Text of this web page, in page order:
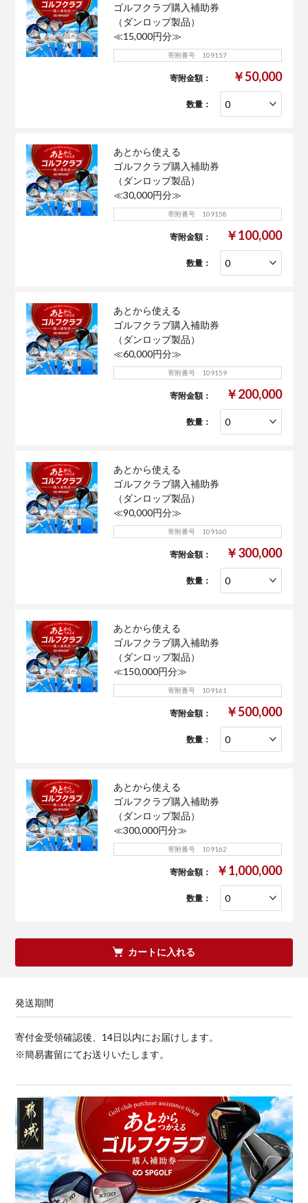
ゴルフクラブ購入補助券
（ダンロップ製品）
≪15,000円分≫
寄附番号 109157
寄附金額： ￥50,000
数量：
あとから使える
ゴルフクラブ購入補助券
（ダンロップ製品）
≪30,000円分≫
寄附番号 109158
寄附金額： ￥100,000
数量：
あとから使える
ゴルフクラブ購入補助券
（ダンロップ製品）
≪60,000円分≫
寄附番号 109159
寄附金額： ￥200,000
数量：
あとから使える
ゴルフクラブ購入補助券
（ダンロップ製品）
≪90,000円分≫
寄附番号 109160
寄附金額： ￥300,000
数量：
あとから使える
ゴルフクラブ購入補助券
（ダンロップ製品）
≪150,000円分≫
寄附番号 109161
寄附金額： ￥500,000
数量：
あとから使える
ゴルフクラブ購入補助券
（ダンロップ製品）
≪300,000円分≫
寄附番号 109162
寄附金額： ￥1,000,000
数量：
カートに入れる
発送期間
寄付金受領確認後、14日以内にお届けします。
※簡易書留にてお送りいたします。